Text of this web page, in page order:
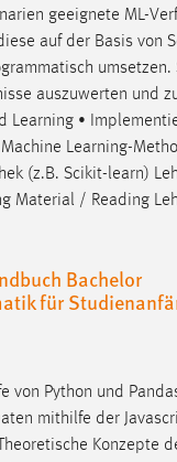
geeignete ML-
auf der Basis von
auszuwerten und
Learning •
Learning-
(z.B. Scikit-learn)
Material / Reading
Bachelor
für
von Python und
mithilfe der
Konzepte
MIBEW_UserID,
5e9dbeb1811c0446
um die Chatfunktion nutzen
mibew-chat-frame-style-
= Sitzungslaufzeit,
= 1 Jahr
be_lastLoginProvider